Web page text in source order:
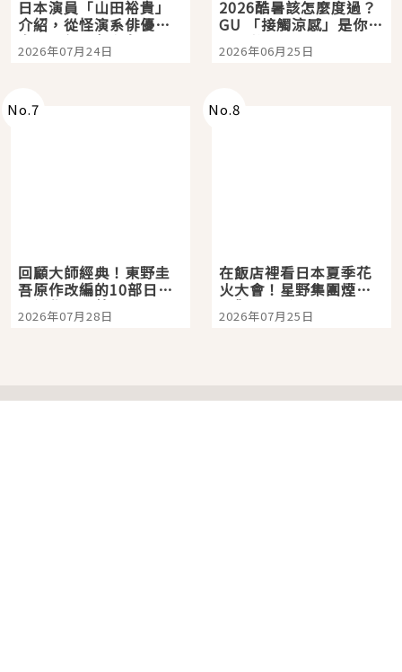
日本演員「山田裕貴」
介紹，從怪演系俳優走
向國民級日劇主角
2026年07月24日
2026酷暑該怎麼度過？
GU 「接觸涼感」是你的
夏日救星
2026年06月25日
No.7
回顧大師經典！東野圭
吾原作改編的10部日本
影視作品推薦
2026年07月28日
No.8
在飯店裡看日本夏季花
火大會！星野集團煙火
景觀飯店6選，讓你不用
人擠人悠閒欣賞
2026年07月25日